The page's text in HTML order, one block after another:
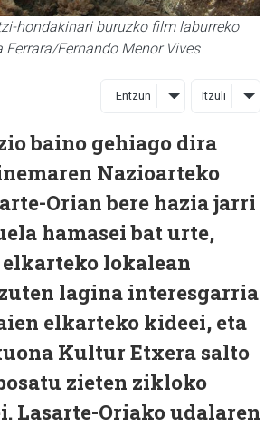
hondakinari buruzko film laburreko
Ferrara/Fernando Menor Vives
Entzun Itzuli
baino gehiago dira
Nazioarteko
Orian bere hazia jarri
hamasei bat urte,
lokalean
lagina interesgarria
elkarteko kideei, eta
Kultur Etxera salto
zieten zikloko
Lasarte-Oriako udalaren